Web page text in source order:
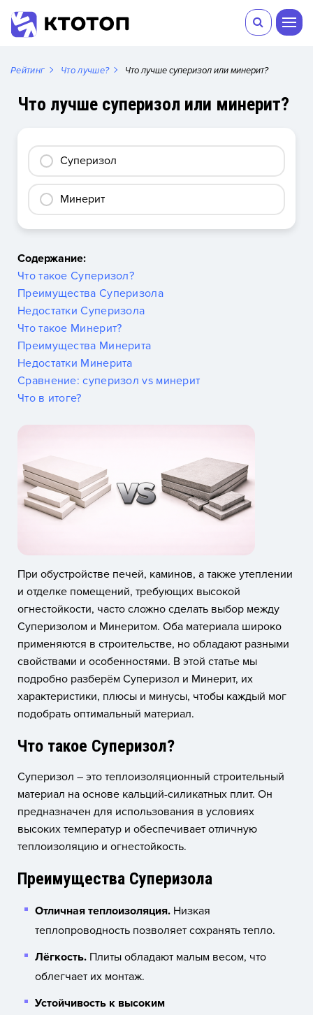
Рейтинг Что лучше? Что лучше суперизол или минерит?
Что лучше суперизол или минерит?
Суперизол
Минерит
Содержание:
Что такое Суперизол?
Преимущества Суперизола
Недостатки Суперизола
Что такое Минерит?
Преимущества Минерита
Недостатки Минерита
Сравнение: суперизол vs минерит
Что в итоге?
При обустройстве печей, каминов, а также утеплении
и отделке помещений, требующих высокой
огнестойкости, часто сложно сделать выбор между
Суперизолом и Минеритом. Оба материала широко
применяются в строительстве, но обладают разными
свойствами и особенностями. В этой статье мы
подробно разберём Суперизол и Минерит, их
характеристики, плюсы и минусы, чтобы каждый мог
подобрать оптимальный материал.
Что такое Суперизол?
Суперизол – это теплоизоляционный строительный
материал на основе кальций-силикатных плит. Он
предназначен для использования в условиях
высоких температур и обеспечивает отличную
теплоизоляцию и огнестойкость.
Преимущества Суперизола
Отличная теплоизоляция. Низкая
теплопроводность позволяет сохранять тепло.
Лёгкость. Плиты обладают малым весом, что
облегчает их монтаж.
Устойчивость к высоким